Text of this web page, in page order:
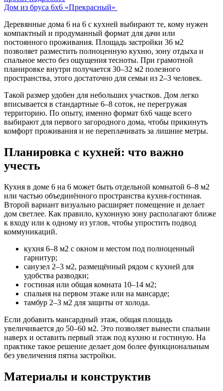
Дом из бруса 6х6 «Прекрасный»
Деревянные дома 6 на 6 с кухней выбирают те, кому нужен
компактный и продуманный формат для дачи или
постоянного проживания. Площадь застройки 36 м2
позволяет разместить полноценную кухню, зону отдыха и
спальное место без ощущения тесноты. При грамотной
планировке внутри получается 30–32 м2 полезного
пространства, этого достаточно для семьи из 2–3 человек.
Такой размер удобен для небольших участков. Дом легко
вписывается в стандартные 6–8 соток, не перегружая
территорию. По опыту, именно формат 6х6 чаще всего
выбирают для первого загородного дома, чтобы прикинуть
комфорт проживания и не переплачивать за лишние метры.
Планировка с кухней: что важно
учесть
Кухня в доме 6 на 6 может быть отдельной комнатой 6–8 м2
или частью объединённого пространства кухня-гостиная.
Второй вариант визуально расширяет помещение и делает
дом светлее. Как правило, кухонную зону располагают ближе
к входу или к одному из углов, чтобы упростить подвод
коммуникаций.
кухня 6–8 м2 с окном и местом под полноценный
гарнитур;
санузел 2–3 м2, размещённый рядом с кухней для
удобства разводки;
гостиная или общая комната 10–14 м2;
спальня на первом этаже или на мансарде;
тамбур 2–3 м2 для защиты от холода.
Если добавить мансардный этаж, общая площадь
увеличивается до 50–60 м2. Это позволяет вынести спальни
наверх и оставить первый этаж под кухню и гостиную. На
практике такое решение делает дом более функциональным
без увеличения пятна застройки.
Материалы и конструктив